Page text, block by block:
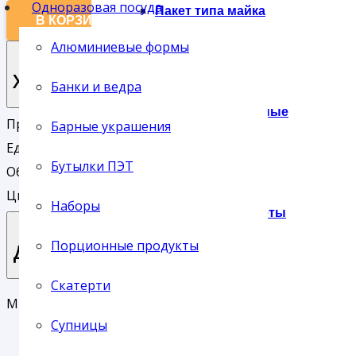
Пакет типа майка
Пакеты фасовочные
Подарочные пакеты
Одноразовая посуда
Алюминиевые формы
Банки и ведра
Барные украшения
Бутылки ПЭТ
Наборы
Порционные продукты
Скатерти
Супницы
В КОРЗИНУ
Характеристики
Производитель:СТИРОЛПЛАСТ
Единица хранения:
Объем (мл):375
Цвет:
Доставка
Мы предлагаем своим клиентам три основных типа